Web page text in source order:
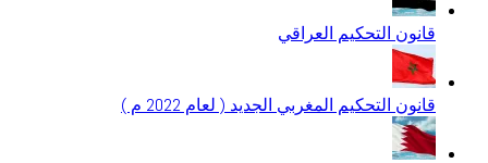
قانون التحكيم العراقي
قانون التحكيم المغربي الجديد ( لعام 2022 م )